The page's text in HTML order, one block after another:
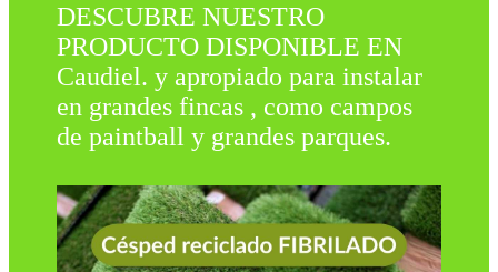
DESCUBRE NUESTRO
PRODUCTO DISPONIBLE EN
Caudiel. y apropiado para instalar
en grandes fincas , como campos
de paintball y grandes parques.